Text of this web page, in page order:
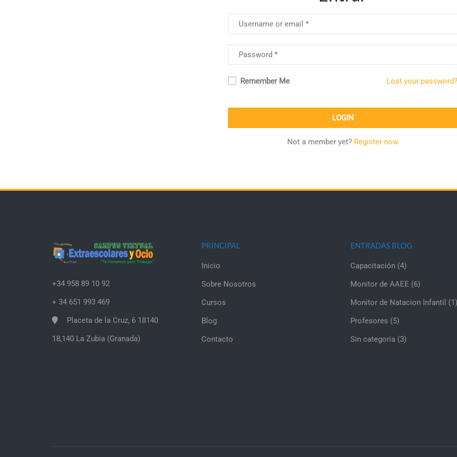
Remember Me Lost your password?
Not a member yet? Register now
+34 958 89 10 92
+ 34 651 993 469
Placeta de la Cruz, 6 18140
18,140 La Zubia (Granada)
PRINCIPAL
Inicio
Sobre Nosotros
Cursos
Blog
Contacto
ENTRADAS BLOG
Capacitación (4)
Monitor de AAEE (6)
Monitor de Natacion Infantil (1)
Profesores (5)
Sin categoria (3)